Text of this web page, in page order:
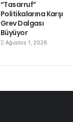
“Tasarruf”
Politikalarına Karşı
Grev Dalgası
Büyüyor
Ağustos 1, 2026